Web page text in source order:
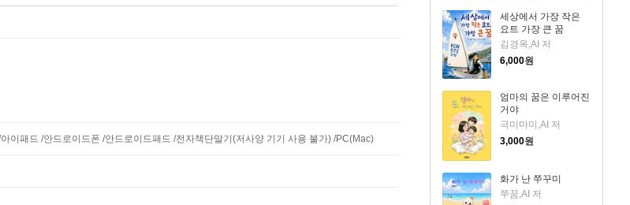
세상에서 가장 작은
요트 가장 큰 꿈
김경옥,AI 저
6,000원
엄마의 꿈은 이루어진
거야
극미마미,AI 저
3,000원
화가 난 쭈꾸미
쭈꿈,AI 저
이패드 /안드로이드폰 /안드로이드패드 /전자책단말기(저사양 기기 사용 불가) /PC(Mac)